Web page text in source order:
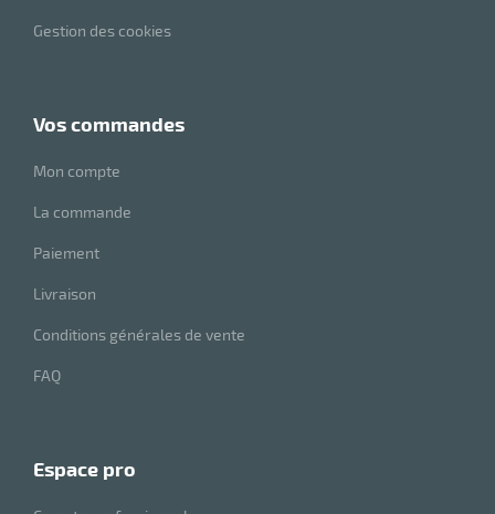
Gestion des cookies
vos commandes
Mon compte
La commande
Paiement
Livraison
Conditions générales de vente
FAQ
espace pro